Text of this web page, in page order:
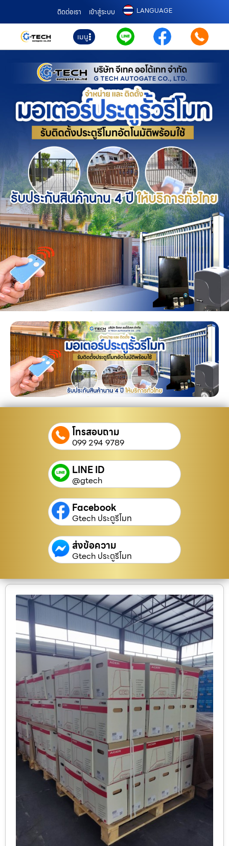
ติดต่อเรา เข้าสู่ระบบ LANGUAGE
เมนู
โทรสอบถาม
099 294 9789
LINE ID
@gtech
Facebook
Gtech ประตูรีโมท
ส่งข้อความ
Gtech ประตูรีโมท